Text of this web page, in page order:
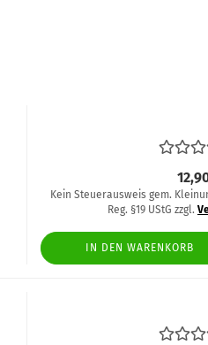
Kein Steuerausweis gem.
Reg. §19 UStG zzgl.
IN DEN WARENKORB